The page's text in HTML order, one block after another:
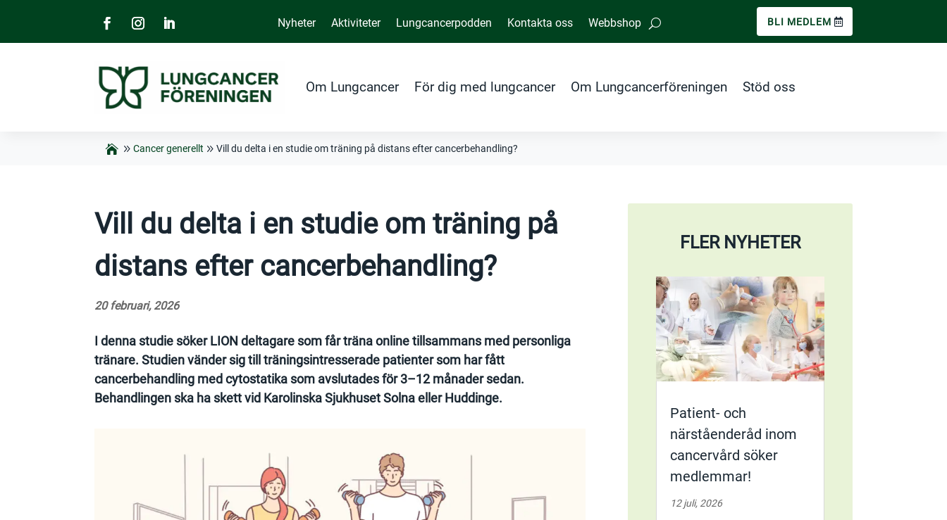
Nyheter Aktiviteter Lungcancerpodden Kontakta oss Webbshop BLI MEDLEM
Om Lungcancer För dig med lungcancer Om Lungcancerföreningen Stöd oss
Cancer generellt Vill du delta i en studie om träning på distans efter cancerbehandling?
Vill du delta i en studie om träning på
distans efter cancerbehandling?
20 februari, 2026
I denna studie söker LION deltagare som får träna online tillsammans med personliga
tränare. Studien vänder sig till träningsintresserade patienter som har fått
cancerbehandling med cytostatika som avslutades för 3–12 månader sedan.
Behandlingen ska ha skett vid Karolinska Sjukhuset Solna eller Huddinge.
FLER NYHETER
Patient- och
närståenderåd inom
cancervård söker
medlemmar!
12 juli, 2026